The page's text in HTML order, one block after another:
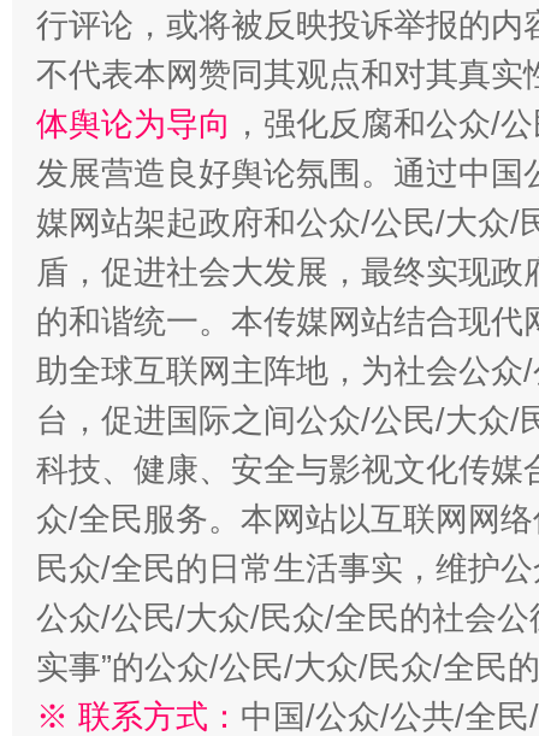
“蜀中异人”王建安的艺术幻境
行评论，或将被反映投诉举报的
不代表本网赞同其观点和对其真实
体舆论为导向 ，强化反腐和公众/
发展营造良好舆论氛围。通过中
媒网站架起政府和公众/公民/大众/
盾，促进社会大发展，最终实现
的和谐统一。本传媒网站结合现
助全球互联网主阵地，为社会公
台，促进国际之间公众/公民/大众/
科技、健康、安全与影视文化传
众/全民服务。本网站以互联网网
民众/全民的日常生活事实，维护
公众/公民/大众/民众/全民的社会公
实事”的公众/公民/大众/民众/全民
※ 联系方式： 中国/公众/公共/全